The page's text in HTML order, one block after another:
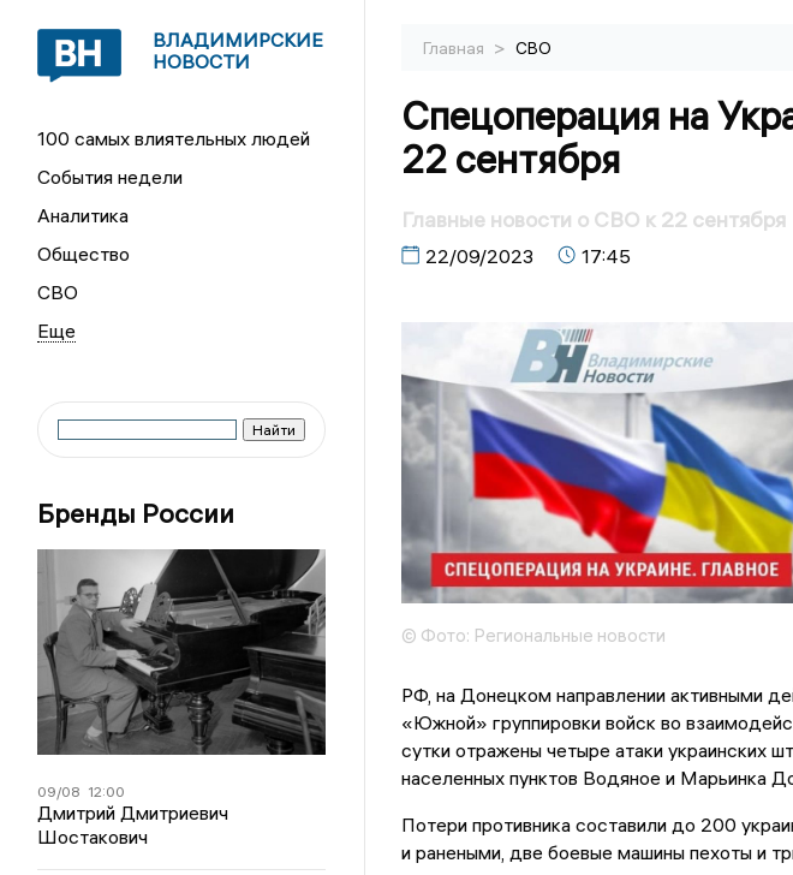
ВЛАДИМИРСКИЕ
НОВОСТИ
100 самых влиятельных людей
События недели
Аналитика
Общество
СВО
Бренды России
09/08 12:00
Дмитрий Дмитриевич
Шостакович
Главная > СВО
Спецоперация на
22 сентября
Главные новости о СВО к 22 сентября
22/09/2023 17:45
© Фото: Региональные новости
РФ, на Донецком направлении активными
«Южной» группировки войск во
сутки отражены четыре атаки украинских
населенных пунктов Водяное и Марьинка
Потери противника составили до 200
и ранеными, две боевые машины пехоты и